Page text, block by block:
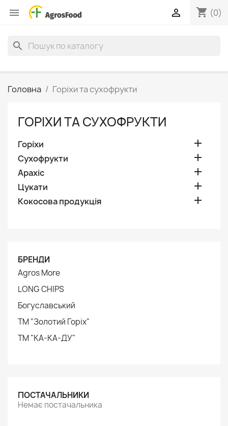
 shopping_cart (0)

search
Головна Горіхи та сухофрукти
ГОРІХИ ТА СУХОФРУКТИ
Горіхи 
Сухофрукти 
Арахіс 
Цукати 
Кокосова продукція 
БРЕНДИ
Agros More
LONG CHIPS
Богуславський
ТМ "Золотий Горіх"
ТМ "КА-КА-ДУ"
ПОСТАЧАЛЬНИКИ
Немає постачальника